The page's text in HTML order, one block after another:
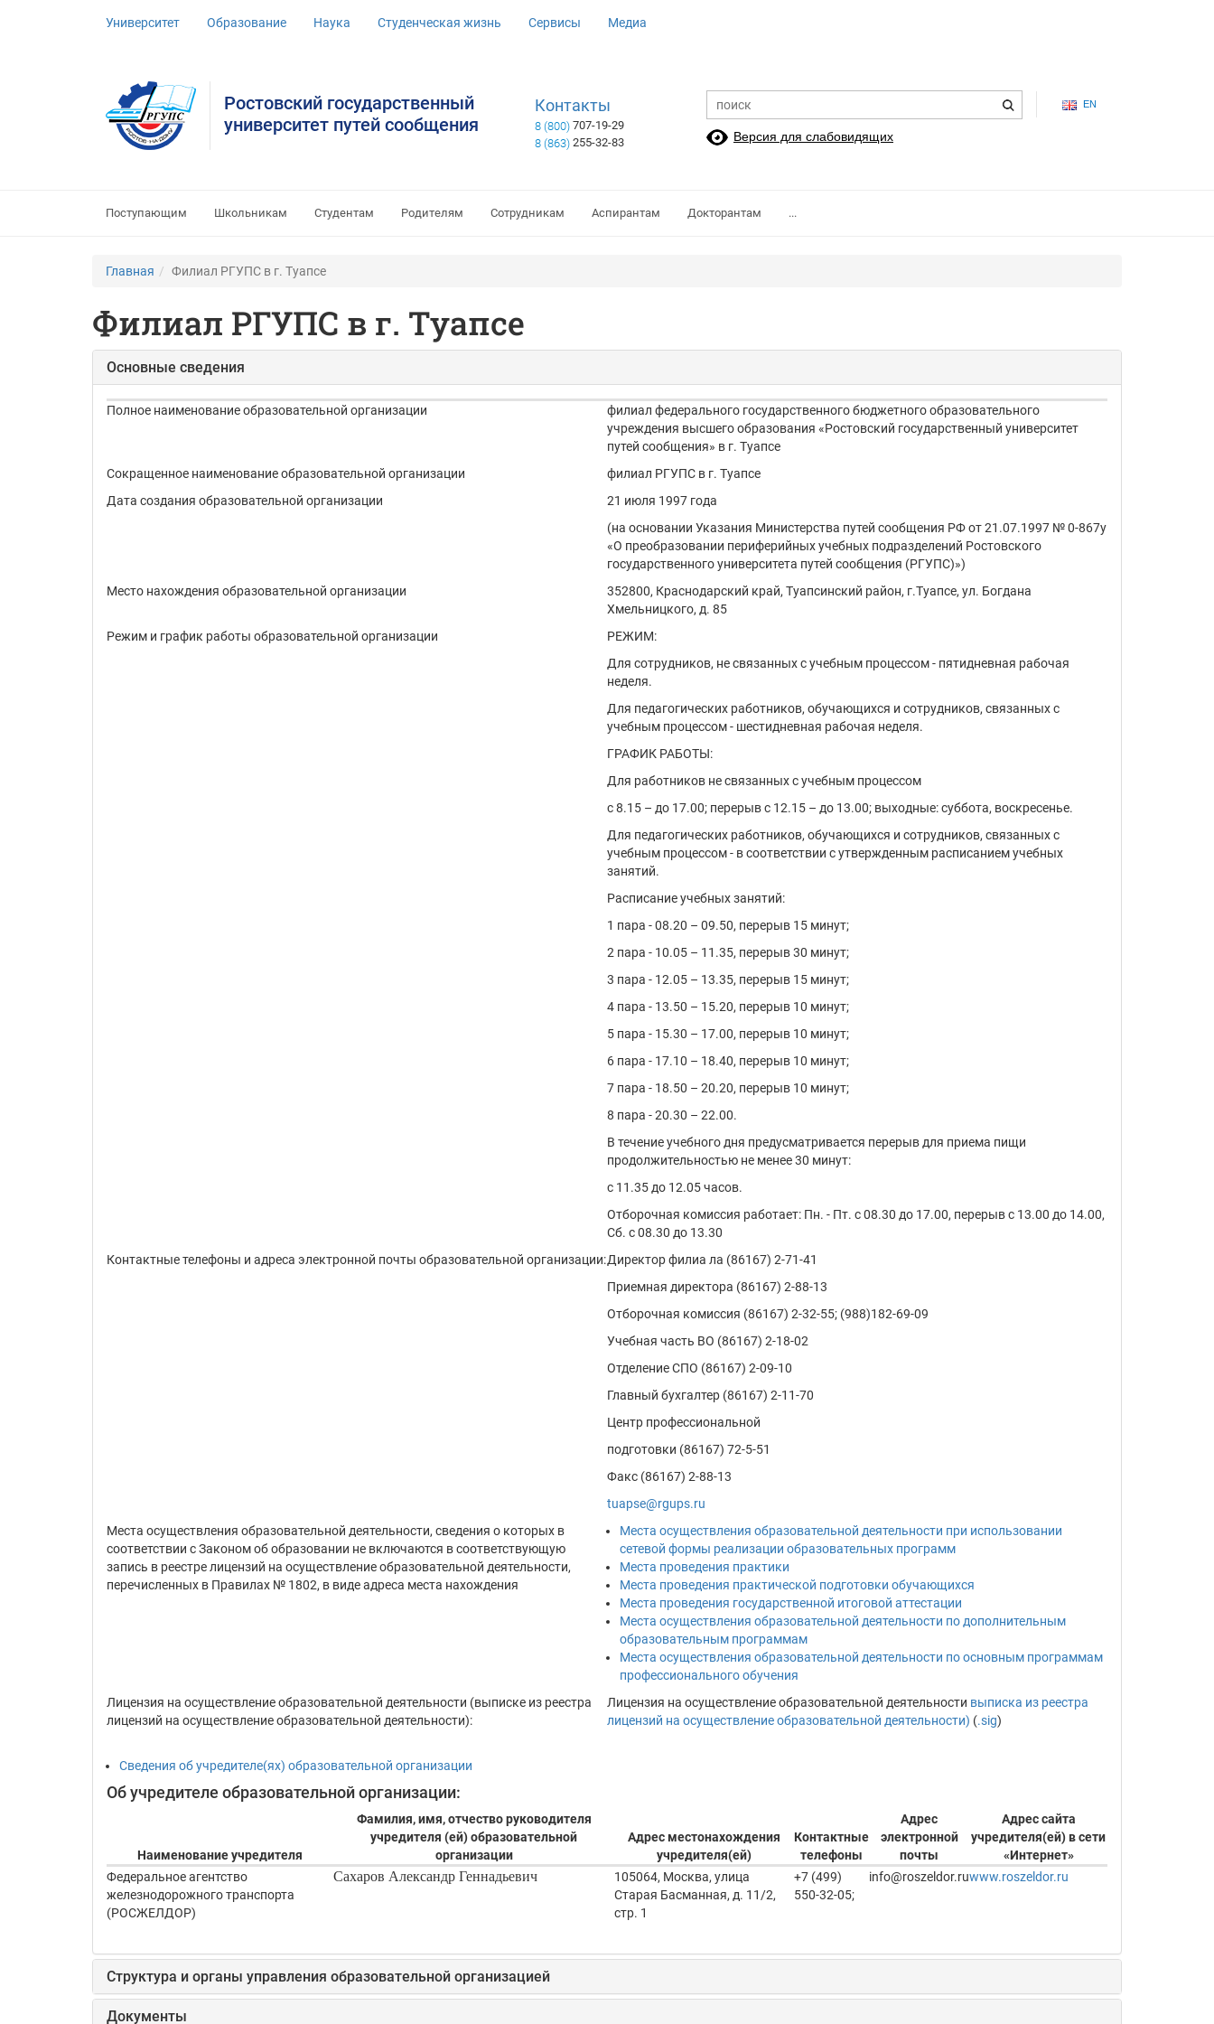
Университет Образование Наука Студенческая жизнь Сервисы Медиа
EN
Ростовский государственный
университет путей сообщения
Контакты
8 (800) 707-19-29
8 (863) 255-32-83 Версия для слабовидящих
Поступающим Школьникам Студентам Родителям Сотрудникам Аспирантам Докторантам ...
Главная Филиал РГУПС в г. Туапсе
Филиал РГУПС в г. Туапсе
Основные сведения
Полное наименование образовательной организации
филиал федерального государственного бюджетного образовательного
учреждения высшего образования «Ростовский государственный университет
путей сообщения» в г. Туапсе
Сокращенное наименование образовательной организации
филиал РГУПС в г. Туапсе
Дата создания образовательной организации
21 июля 1997 года
(на основании Указания Министерства путей сообщения РФ от 21.07.1997 № 0-867у
«О преобразовании периферийных учебных подразделений Ростовского
государственного университета путей сообщения (РГУПС)»)
Место нахождения образовательной организации
352800, Краснодарский край, Туапсинский район, г.Туапсе, ул. Богдана
Хмельницкого, д. 85
Режим и график работы образовательной организации
РЕЖИМ:
Для сотрудников, не связанных с учебным процессом - пятидневная рабочая
неделя.
Для педагогических работников, обучающихся и сотрудников, связанных с
учебным процессом - шестидневная рабочая неделя.
ГРАФИК РАБОТЫ:
Для работников не связанных с учебным процессом
с 8.15 – до 17.00; перерыв с 12.15 – до 13.00; выходные: суббота, воскресенье.
Для педагогических работников, обучающихся и сотрудников, связанных с
учебным процессом - в соответствии с утвержденным расписанием учебных
занятий.
Расписание учебных занятий:
1 пара - 08.20 – 09.50, перерыв 15 минут;
2 пара - 10.05 – 11.35, перерыв 30 минут;
3 пара - 12.05 – 13.35, перерыв 15 минут;
4 пара - 13.50 – 15.20, перерыв 10 минут;
5 пара - 15.30 – 17.00, перерыв 10 минут;
6 пара - 17.10 – 18.40, перерыв 10 минут;
7 пара - 18.50 – 20.20, перерыв 10 минут;
8 пара - 20.30 – 22.00.
В течение учебного дня предусматривается перерыв для приема пищи
продолжительностью не менее 30 минут:
с 11.35 до 12.05 часов.
Отборочная комиссия работает: Пн. - Пт. с 08.30 до 17.00, перерыв с 13.00 до 14.00,
Сб. с 08.30 до 13.30
Контактные телефоны и адреса электронной почты образовательной организации:Директор филиа ла (86167) 2-71-41
Приемная директора (86167) 2-88-13
Отборочная комиссия (86167) 2-32-55; (988)182-69-09
Учебная часть ВО (86167) 2-18-02
Отделение СПО (86167) 2-09-10
Главный бухгалтер (86167) 2-11-70
Центр профессиональной
подготовки (86167) 72-5-51
Факс (86167) 2-88-13
tuapse@rgups.ru
Места осуществления образовательной деятельности, сведения о которых в
соответствии с Законом об образовании не включаются в соответствующую
запись в реестре лицензий на осуществление образовательной деятельности,
перечисленных в Правилах № 1802, в виде адреса места нахождения
Места осуществления образовательной деятельности при использовании
сетевой формы реализации образовательных программ
Места проведения практики
Места проведения практической подготовки обучающихся
Места проведения государственной итоговой аттестации
Места осуществления образовательной деятельности по дополнительным
образовательным программам
Места осуществления образовательной деятельности по основным программам
профессионального обучения
Лицензия на осуществление образовательной деятельности (выписке из реестра
лицензий на осуществление образовательной деятельности):
Лицензия на осуществление образовательной деятельности выписка из реестра
лицензий на осуществление образовательной деятельности) (.sig)
Сведения об учредителе(ях) образовательной организации
Об учредителе образовательной организации:
Наименование учредителя
Фамилия, имя, отчество руководителя
учредителя (ей) образовательной
организации
Адрес местонахождения
учредителя(ей)
Контактные
телефоны
Адрес
электронной
почты
Адрес сайта
учредителя(ей) в сети
«Интернет»
Федеральное агентство
железнодорожного транспорта
(РОСЖЕЛДОР)
Сахаров Александр Геннадьевич
105064, Москва, улица
Старая Басманная, д. 11/2,
стр. 1
+7 (499)
550-32-05;
info@roszeldor.ruwww.roszeldor.ru
Структура и органы управления образовательной организацией
Документы